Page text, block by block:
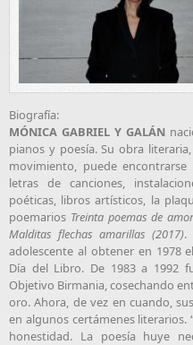
Biografía:
MÓNICA GABRIEL Y GALÁN
pianos y poesía. Su obra
movimiento, puede encontrarse
letras de canciones,
poéticas, libros artísticos, la
poemarios Treinta poemas de
Malditas flechas amarillas (2017).
adolescente al obtener en 1978
Día del Libro. De 1983 a 1992
Objetivo Birmania, cosechando
oro. Ahora, de vez en cuando,
en algunos certámenes
honestidad. La poesía huye